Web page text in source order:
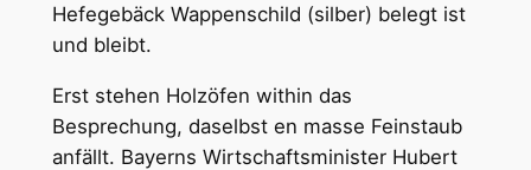
Hefegebäck Wappenschild (silber) belegt ist
und bleibt.
Erst stehen Holzöfen within das
Besprechung, daselbst en masse Feinstaub
anfällt. Bayerns Wirtschaftsminister Hubert